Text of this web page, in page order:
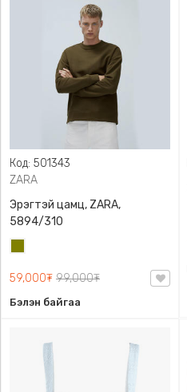
Код: 501343
ZARA
Эрэгтэй цамц, ZARA,
5894/310
59,000₮ 99,000₮
Бэлэн байгаа